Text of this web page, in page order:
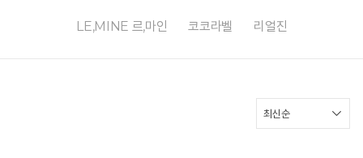
LE,MINE 르,마인 코코라벨 리얼진